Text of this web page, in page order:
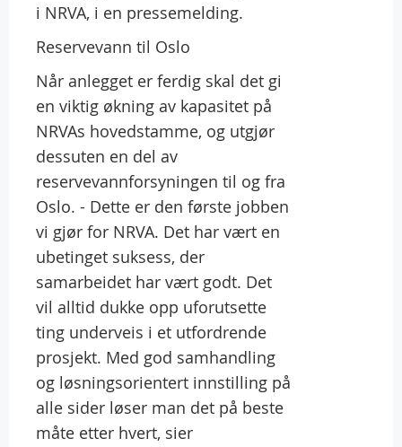
i NRVA, i en pressemelding.
Reservevann til Oslo
Når anlegget er ferdig skal det gi
en viktig økning av kapasitet på
NRVAs hovedstamme, og utgjør
dessuten en del av
reservevannforsyningen til og fra
Oslo. - Dette er den første jobben
vi gjør for NRVA. Det har vært en
ubetinget suksess, der
samarbeidet har vært godt. Det
vil alltid dukke opp uforutsette
ting underveis i et utfordrende
prosjekt. Med god samhandling
og løsningsorientert innstilling på
alle sider løser man det på beste
måte etter hvert, sier